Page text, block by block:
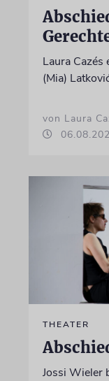
Laura
(Mia)
von Laura
THEATER
Jossi Wieler